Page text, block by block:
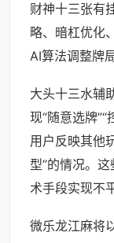
财神十三张有
略、暗杠优化
AI算法调整牌
大头十三水辅
现“随意选牌
用户反映其他
型”的情况。
术手段实现不
微乐龙江麻将